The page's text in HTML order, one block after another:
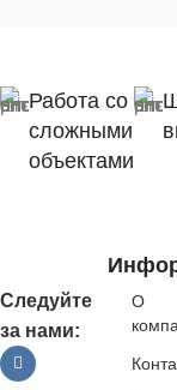
Работа со
сложными
объектами
Следуйте
за нами:
О